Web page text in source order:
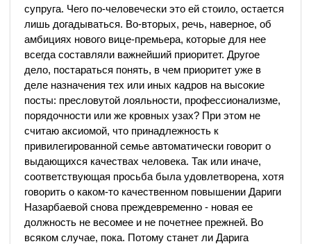
супруга. Чего по-человечески это ей стоило, остается
лишь догадываться. Во-вторых, речь, наверное, об
амбициях нового вице-премьера, которые для нее
всегда составляли важнейший приоритет. Другое
дело, постараться понять, в чем приоритет уже в
деле назначения тех или иных кадров на высокие
посты: пресловутой лояльности, профессионализме,
порядочности или же кровных узах? При этом не
считаю аксиомой, что принадлежность к
привилегированной семье автоматически говорит о
выдающихся качествах человека. Так или иначе,
соответствующая просьба была удовлетворена, хотя
говорить о каком-то качественном повышении Дариги
Назарбаевой снова преждевременно - новая ее
должность не весомее и не почетнее прежней. Во
всяком случае, пока. Потому станет ли Дарига